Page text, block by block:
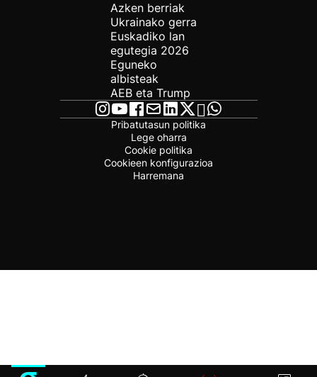
Azken berriak
Ukrainako gerra
Euskadiko lan
egutegia 2026
Eguneko
albisteak
AEB eta Trump
Pribatutasun politika
Lege oharra
Cookie politika
Cookieen konfigurazioa
Harremana